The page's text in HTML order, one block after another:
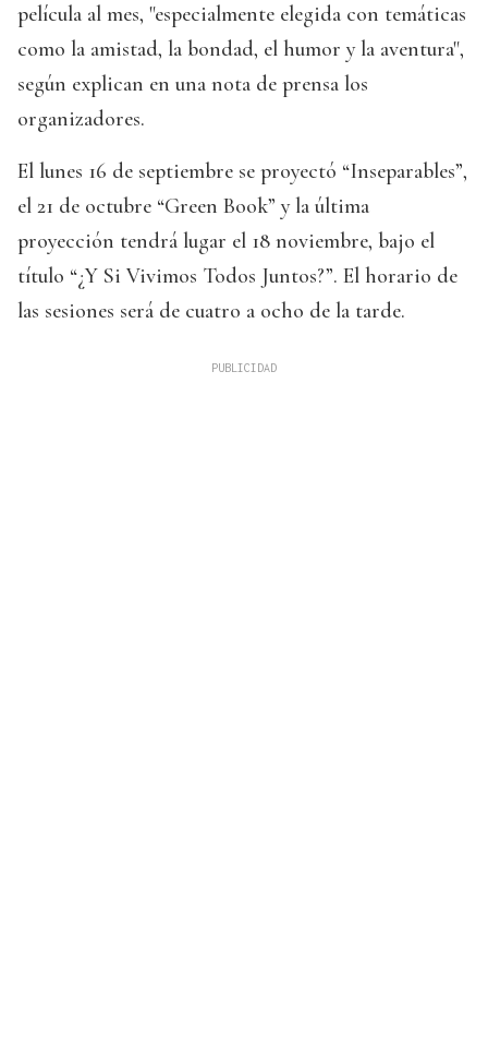
película al mes, "especialmente elegida con temáticas
como la amistad, la bondad, el humor y la aventura",
según explican en una nota de prensa los
organizadores.
El lunes 16 de septiembre se proyectó “Inseparables”,
el 21 de octubre “Green Book” y la última
proyección tendrá lugar el 18 noviembre, bajo el
título “¿Y Si Vivimos Todos Juntos?”. El horario de
las sesiones será de cuatro a ocho de la tarde.